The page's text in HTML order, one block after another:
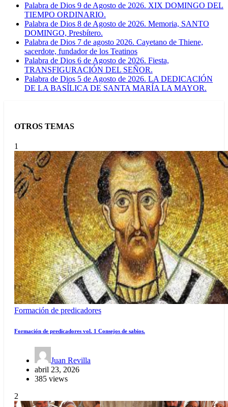
Palabra de Dios 9 de Agosto de 2026. XIX DOMINGO DEL
TIEMPO ORDINARIO.
Palabra de Dios 8 de Agosto de 2026. Memoria, SANTO
DOMINGO, Presbítero.
Palabra de Dios 7 de agosto 2026. Cayetano de Thiene,
sacerdote, fundador de los Teatinos
Palabra de Dios 6 de Agosto de 2026. Fiesta,
TRANSFIGURACIÓN DEL SEÑOR.
Palabra de Dios 5 de Agosto de 2026. LA DEDICACIÓN
DE LA BASÍLICA DE SANTA MARÍA LA MAYOR.
OTROS TEMAS
1
Formación de predicadores
Formación de predicadores vol. 1 Consejos de sabios.
Juan Revilla
abril 23, 2026
385 views
2